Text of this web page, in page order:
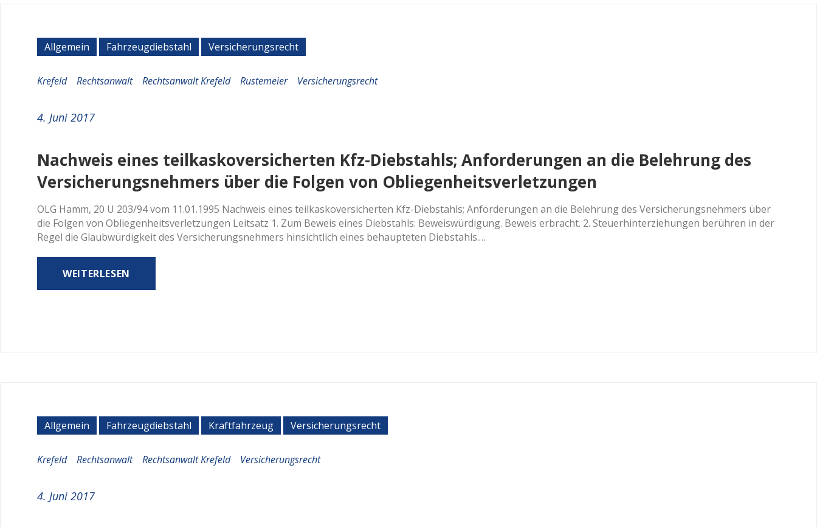
Allgemein Fahrzeugdiebstahl Versicherungsrecht
Krefeld Rechtsanwalt Rechtsanwalt Krefeld Rustemeier Versicherungsrecht
4. Juni 2017
Nachweis eines teilkaskoversicherten Kfz-Diebstahls; Anforderungen an die Belehrung des
Versicherungsnehmers über die Folgen von Obliegenheitsverletzungen
OLG Hamm, 20 U 203/94 vom 11.01.1995 Nachweis eines teilkaskoversicherten Kfz-Diebstahls; Anforderungen an die Belehrung des Versicherungsnehmers über
die Folgen von Obliegenheitsverletzungen Leitsatz 1. Zum Beweis eines Diebstahls: Beweiswürdigung. Beweis erbracht. 2. Steuerhinterziehungen berühren in der
Regel die Glaubwürdigkeit des Versicherungsnehmers hinsichtlich eines behaupteten Diebstahls.…
WEITERLESEN
Allgemein Fahrzeugdiebstahl Kraftfahrzeug Versicherungsrecht
Krefeld Rechtsanwalt Rechtsanwalt Krefeld Versicherungsrecht
4. Juni 2017